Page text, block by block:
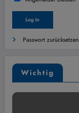
Passwort zurücksetzen
Wichtig